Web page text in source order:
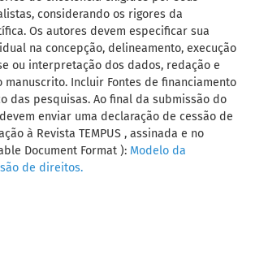
considerando os rigores da
Os autores devem especificar sua
na concepção, delineamento, execução
ou interpretação dos dados, redação e
manuscrito. Incluir Fontes de financiamento
das pesquisas. Ao final da submissão do
enviar uma declaração de cessão de
à Revista TEMPUS , assinada e no
Document Format ): Modelo da
de direitos.